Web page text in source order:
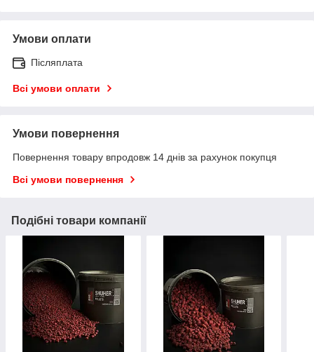
Умови оплати
Післяплата
Всі умови оплати
Умови повернення
Повернення товару впродовж 14 днів за рахунок покупця
Всі умови повернення
Подібні товари компанії